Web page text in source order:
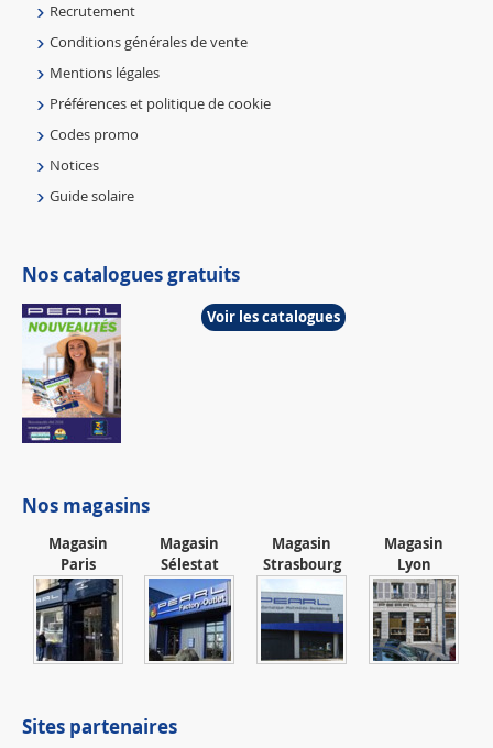
Recrutement
Conditions générales de vente
Mentions légales
Préférences et politique de cookie
Codes promo
Notices
Guide solaire
Nos catalogues gratuits
Voir les catalogues
Nos magasins
Magasin
Paris
Magasin
Sélestat
Magasin
Strasbourg
Magasin
Lyon
Sites partenaires